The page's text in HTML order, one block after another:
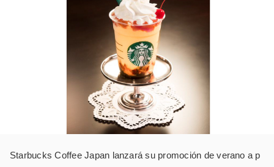
Starbucks Coffee Japan lanzará su promoción de verano a p